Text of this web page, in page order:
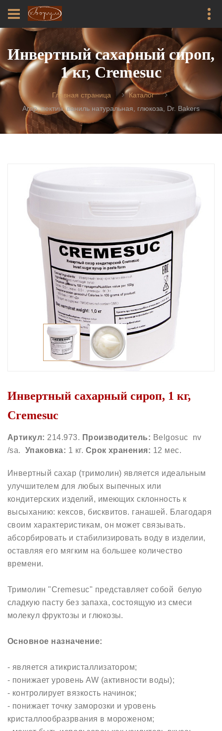
Инвертный сахарный сироп,
1 кг, Cremesuc
Главная страница
Каталог
Агар, пектин, ваниль натуральная, глюкоза, Dr. Bakers
Инвертный сахарный сироп, 1 кг,
Cremesuc
Артикул: 214.973. Производитель: Belgosuc nv
/sa. Упаковка: 1 кг. Срок хранения: 12 мес.
Инвертный сахар (тримолин) является идеальным
улучшителем для любых выпечных или
кондитерских изделий, имеющих склонность к
высыханию: кексов, бисквитов. ганашей. Благодаря
своим характеристикам, он может связывать.
абсорбировать и стабилизировать воду в изделии,
оставляя его мягким на большее количество
времени.
Тримолин "Cremesuc" представляет собой белую
сладкую пасту без запаха, состоящую из смеси
молекул фруктозы и глюкозы.
Основное назначение:
- является атикристаллизатором;
- понижает уровень AW (активности воды);
- контролирует вязкость начинок;
- понижает точку заморозки и уровень
кристаллообразрвания в мороженом;